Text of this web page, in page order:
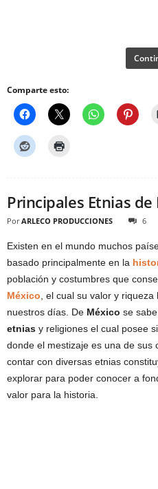
Comparte esto:
Principales Etnias de
Por ARLECO PRODUCCIONES 6
Existen en el mundo muchos
basado principalmente en la
población y costumbres que
México, el cual su valor y
nuestros días. De México se
etnias y religiones el cual posee
donde el mestizaje es una de sus
contar con diversas etnias
explorar para poder conocer a
valor para la historia.